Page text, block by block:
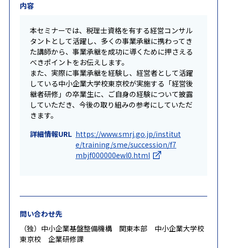
内容
本セミナーでは、税理士資格を有する経営コンサル
タントとして活躍し、多くの事業承継に携わってき
た講師から、事業承継を成功に導くために押さえる
べきポイントをお伝えします。
また、実際に事業承継を経験し、経営者として活躍
している中小企業大学校東京校が実施する「経営後
継者研修」の卒業生に、ご自身の経験について披露
していただき、今後の取り組みの参考にしていただ
きます。
詳細情報URL https://www.smrj.go.jp/institut
e/training/sme/succession/f7
mbjf000000ewl0.html
問い合わせ先
（独）中小企業基盤整備機構 関東本部 中小企業大学校
東京校 企業研修課